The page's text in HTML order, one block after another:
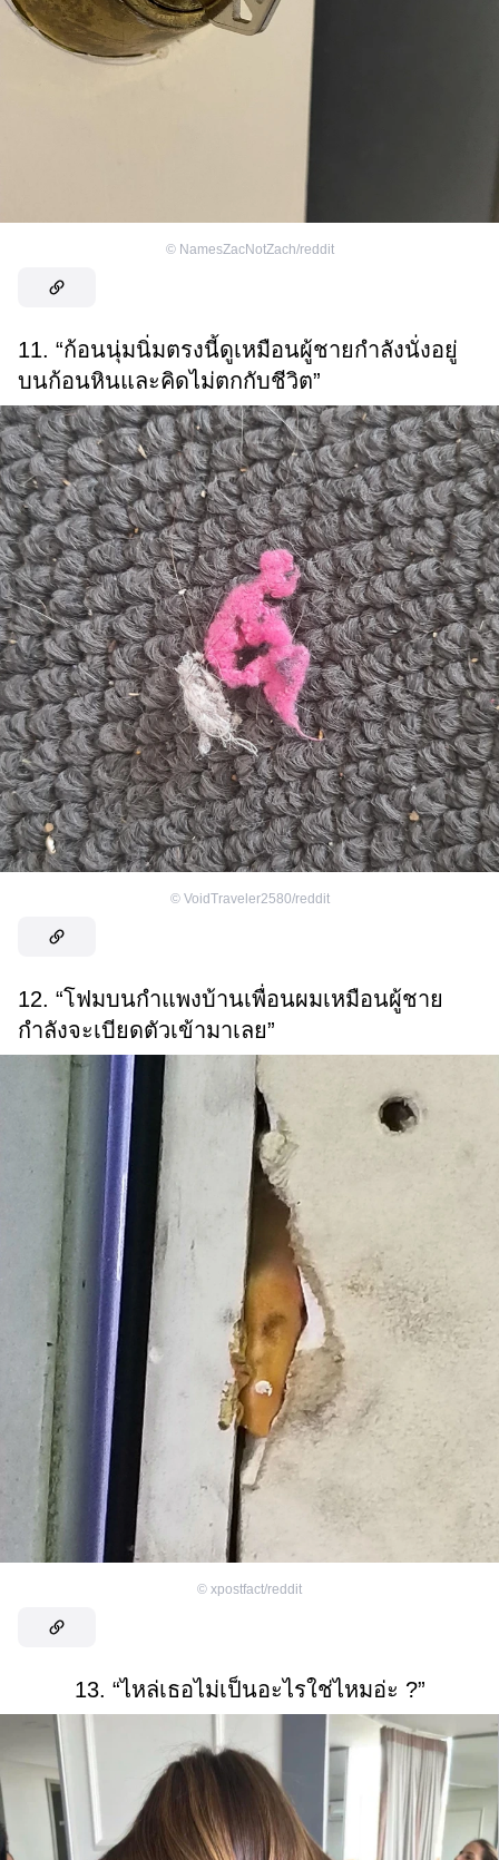
© NamesZacNotZach/reddit
11. “ก้อนนุ่มนิ่มตรงนี้ดูเหมือนผู้ชายกำลังนั่งอยู่
บนก้อนหินและคิดไม่ตกกับชีวิต”
© VoidTraveler2580/reddit
12. “โฟมบนกำแพงบ้านเพื่อนผมเหมือนผู้ชาย
กำลังจะเบียดตัวเข้ามาเลย”
© xpostfact/reddit
13. “ไหล่เธอไม่เป็นอะไรใช่ไหมอ่ะ ?”